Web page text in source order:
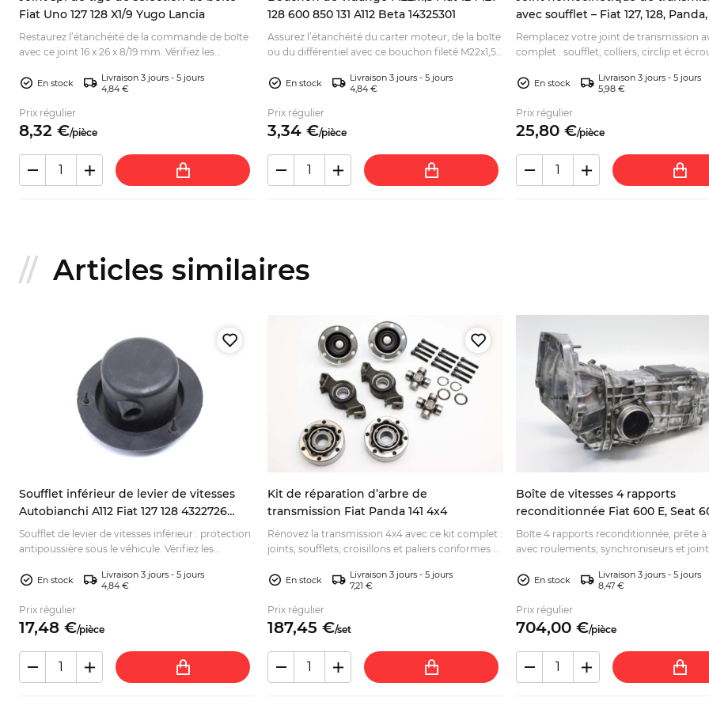
Fiat Uno 127 128 X1/9 Yugo Lancia
Restaurez l’étanchéité de la commande de boîte
avec ce joint 16 x 26 x 8/19 mm. Vérifiez les
En stock
Livraison 3 jours - 5 jours
4,84 €
Prix régulier
8,32 €/pièce
128 600 850 131 A112 Beta 14325301
Assurez l’étanchéité du carter moteur, de la boîte
ou du différentiel avec ce bouchon fileté M22x1,5.
En stock
Livraison 3 jours - 5 jours
4,84 €
Prix régulier
3,34 €/pièce
avec soufflet – Fiat 127, 128, Panda,
A112
Remplacez votre joint de transmission
complet : soufflet, colliers, circlip et
En stock
Livraison 3 jours - 5 jours
5,98 €
Prix régulier
25,80 €/pièce
Articles similaires
Soufflet inférieur de levier de vitesses
Autobianchi A112 Fiat 127 128 4322726
4318474
Soufflet de levier de vitesses inférieur : protection
antipoussière sous le véhicule. Vérifiez les
restauration.
En stock
Livraison 3 jours - 5 jours
4,84 €
Prix régulier
17,48 €/pièce
Kit de réparation d’arbre de
transmission Fiat Panda 141 4x4
Rénovez la transmission 4x4 avec ce kit complet :
joints, soufflets, croisillons et paliers conformes à
En stock
Livraison 3 jours - 5 jours
7,21 €
Prix régulier
187,45 €/set
Boîte de vitesses 4 rapports
reconditionnée Fiat 600 E, Seat
Zastava 750
Boîte 4 rapports reconditionnée, prête à
avec roulements, synchroniseurs et
En stock
Livraison 3 jours - 5 jours
8,47 €
Prix régulier
704,00 €/pièce